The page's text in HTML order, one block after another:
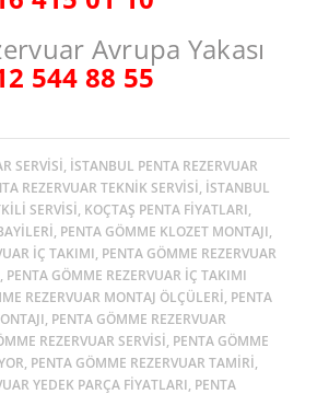
Avrupa Yakası
544 88 55
SERVISI, ISTANBUL PENTA REZERVUAR
REZERVUAR TEKNIK SERVISI, ISTANBUL
SERVISI, KOÇTAŞ PENTA FIYATLARI,
PENTA GÖMME KLOZET MONTAJI,
İÇ TAKIMI, PENTA GÖMME REZERVUAR
GÖMME REZERVUAR İÇ TAKIMI
REZERVUAR MONTAJ ÖLÇÜLERI, PENTA
PENTA GÖMME REZERVUAR
REZERVUAR SERVISI, PENTA GÖMME
PENTA GÖMME REZERVUAR TAMIRI,
YEDEK PARÇA FIYATLARI, PENTA